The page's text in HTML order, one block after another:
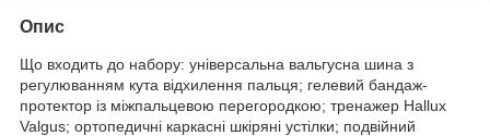
Опис
Що входить до набору: універсальна вальгусна шина з
регулюванням кута відхилення пальця; гелевий бандаж-
протектор із міжпальцевою перегородкою; тренажер Hallux
Valgus; ортопедичні каркасні шкіряні устілки; подвійний